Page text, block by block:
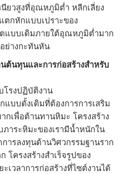
ยวสูงที่อุณหภูมิต่ำ หลีกเลี่ยง
ตกหักแบบเปราะของ
ตแบบเดิมภายใต้อุณหภูมิต่ำมาก
ย่างกะทันหัน
ต้นทุนและการก่อสร้างสำหรับ
โรงปฏิบัติงาน
แบบดั้งเดิมที่ต้องการการเสริม
กเพื่อต้านทานหิมะ โครงสร้าง
ภาระหิมะของเรามีน้ำหนักใน
การลงทุนด้านวิศวกรรมฐานราก
โครงสร้างสำเร็จรูปของ
ะเวลาการก่อสร้างที่ไซต์งานได้